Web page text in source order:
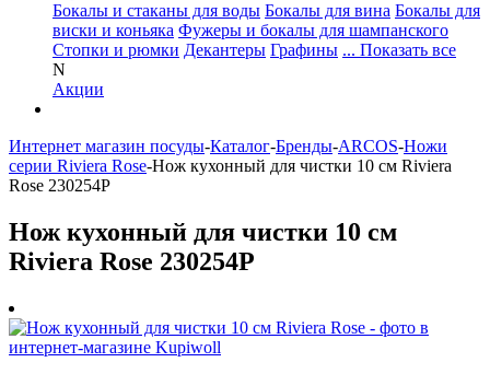
Бокалы и стаканы для воды Бокалы для вина Бокалы для
виски и коньяка Фужеры и бокалы для шампанского
Стопки и рюмки Декантеры Графины ... Показать все
N
Акции
Интернет магазин посуды-Каталог-Бренды-ARCOS-Ножи
серии Riviera Rose-Нож кухонный для чистки 10 см Riviera
Rose 230254P
Нож кухонный для чистки 10 см
Riviera Rose 230254P